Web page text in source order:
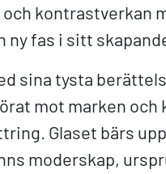
kontrastverkan
ny fas i sitt
sina tysta
mot marken och
Glaset bärs
moderskap,